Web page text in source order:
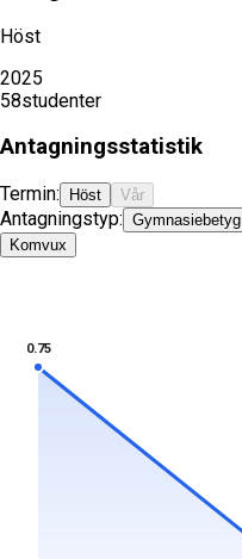
Höst
2025
58studenter
Antagningsstatistik
Termin: Höst Vår
Antagningstyp: Gymnasiebetyg
Komvux
0.75